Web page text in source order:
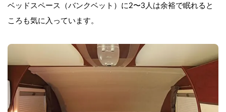
ベッドスペース（バンクベット）に2〜3人は余裕で眠れると
ころも気に入っています。